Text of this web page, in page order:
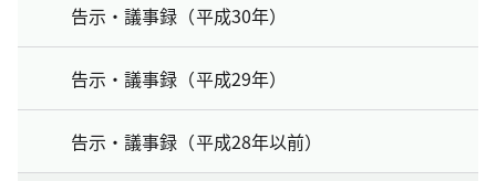
告示・議事録（平成30年）
告示・議事録（平成29年）
告示・議事録（平成28年以前）